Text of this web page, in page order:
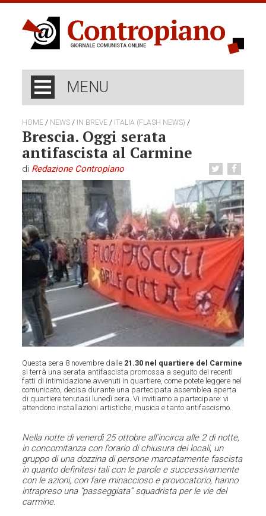
MENU
HOME / NEWS / IN BREVE / ITALIA (FLASH NEWS) /
Brescia. Oggi serata
antifascista al Carmine
di Redazione Contropiano
Questa sera 8 novembre dalle 21.30 nel quartiere del Carmine
si terrà una serata antifascista promossa a seguito dei recenti
fatti di intimidazione avvenuti in quartiere, come potete leggere nel
comunicato, decisa durante una partecipata assemblea aperta
di quartiere tenutasi lunedì sera. Vi invitiamo a partecipare: vi
attendono installazioni artistiche, musica e tanto antifascismo.
Nella notte di venerdì 25 ottobre all’incirca alle 2 di notte,
in concomitanza con l’orario di chiusura dei locali, un
gruppo di una dozzina di persone marcatamente fascista
in quanto definitesi tali con le parole e successivamente
con le azioni, con fare minaccioso e provocatorio, hanno
intrapreso una “passeggiata” squadrista per le vie del
carmine.